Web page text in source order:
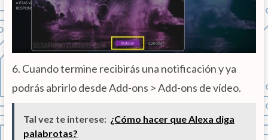
6. Cuando termine recibirás una notificación y ya
podrás abrirlo desde Add-ons > Add-ons de vídeo.
Tal vez te interese: ¿Cómo hacer que Alexa diga
palabrotas?